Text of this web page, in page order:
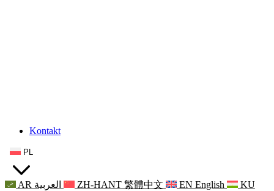
Kontakt
PL
AR العربية ZH-HANT 繁體中文 EN English
KU